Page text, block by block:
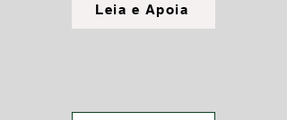
Leia e Apoia